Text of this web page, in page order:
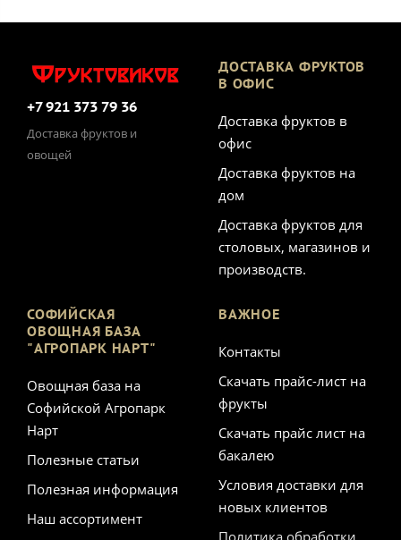
+7 921 373 79 36
Доставка фруктов и
овощей
ДОСТАВКА ФРУКТОВ
В ОФИС
Доставка фруктов в
офис
Доставка фруктов на
дом
Доставка фруктов для
столовых, магазинов и
производств.
СОФИЙСКАЯ
ОВОЩНАЯ БАЗА
"АГРОПАРК НАРТ"
Овощная база на
Софийской Агропарк
Нарт
Полезные статьи
Полезная информация
Наш ассортимент
ВАЖНОЕ
Контакты
Скачать прайс-лист на
фрукты
Скачать прайс лист на
бакалею
Условия доставки для
новых клиентов